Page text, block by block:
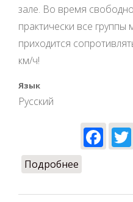
зале. Во время
практически все
приходится
км/ч!
Язык
Русский
Подробнее